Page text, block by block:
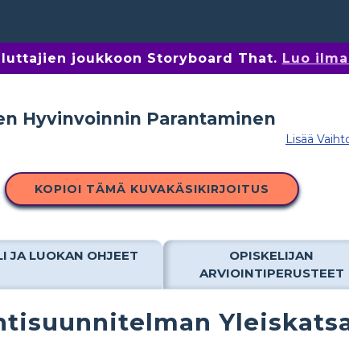
joukkoon Storyboard That. Luo
Lisää
KOPIOI TÄMÄ KUVAKÄSIKIRJOITUS
JA LUOKAN OHJEET
OPISKELIJAN
ARVIOINTIPERUSTEET